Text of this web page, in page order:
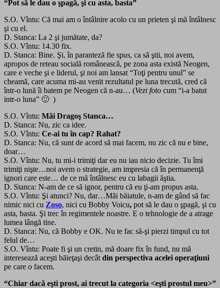
“Pot să le dau o şpagă, şi cu asta, basta”
S.O. Vîntu: Că mai am o întâlnire acolo cu un prieten şi mă întâlnesc
şi cu el.
D. Stanca: La 2 şi jumătate, da?
S.O. Vîntu: 14.30 fix.
D. Stanca: Bine. Şi, în paranteză fie spus, ca să ştii, noi avem,
apropos de reteau socială românească, pe zona asta există Neogen,
care e veche şi e liderul, şi noi am lansat “Toţi pentru unul” se
cheamă, care acuma mi-au venit rezultatul pe luna trecută, cred că
într-o lună îi batem pe Neogen că n-au… (Vezi foto cum “i-a batut
intr-o luna” 🙂 )
S.O. Vîntu: Măi Dragoş Stanca…
D. Stanca: Nu, zic ca idee.
S.O. Vîntu: Ce-ai tu în cap? Rahat?
D. Stanca: Nu, că sunt de acord să mai facem, nu zic că nu e bine,
doar…
S.O. Vîntu: Nu, tu mi-i trimiţi dar eu nu iau nicio decizie. Tu îmi
trimiţi nişte…noi avem o strategie, am impresia că în permanenţă
ignori care este… de ce mă întâlnesc eu cu labagii ăştia.
D. Stanca: N-am de ce să ignor, pentru că eu ţi-am propus asta.
S.O. Vîntu: Şi atunci? Nu, dar…Măi băiatule, n-am de gând să fac
nimic nici cu Zoso, nici cu Bobby Voicu, pot să le dau o şpagă, şi cu
asta, basta. Şi trec în regimentele noastre. E o tehnologie de a atrage
lumea lângă tine.
D. Stanca: Nu, că Bobby e OK. Nu te fac să-şi pierzi timpul cu tot
felul de…
S.O. Vîntu: Poate fi şi un cretin, mă doare fix în fund, nu mă
interesează aceşti băieţaşi decât din perspectiva acelei operaţiuni
pe care o facem.
“Chiar dacă eşti prost, ai trecut la categoria <eşti prostul meu>”